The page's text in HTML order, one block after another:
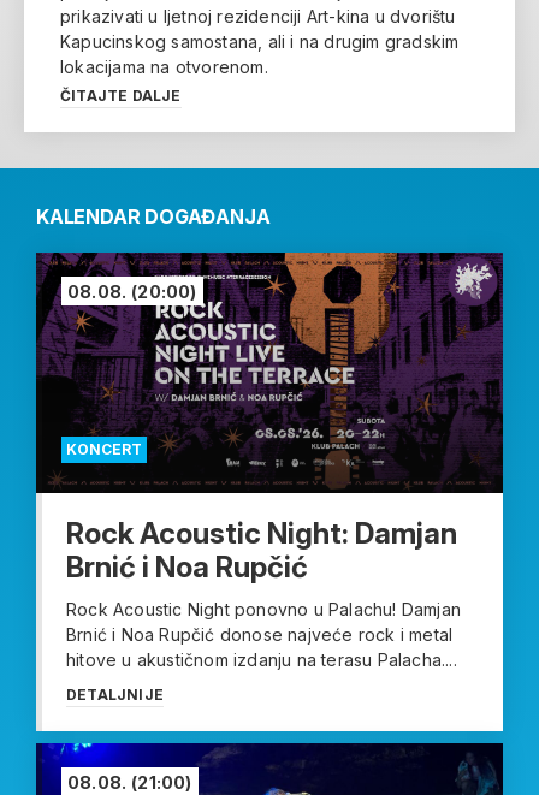
prikazivati u ljetnoj rezidenciji Art-kina u dvorištu
Kapucinskog samostana, ali i na drugim gradskim
lokacijama na otvorenom.
ČITAJTE DALJE
KALENDAR DOGAĐANJA
KONCERT
08.08. (20:00)
Rock Acoustic Night: Damjan
Brnić i Noa Rupčić
Rock Acoustic Night ponovno u Palachu! Damjan
Brnić i Noa Rupčić donose najveće rock i metal
hitove u akustičnom izdanju na terasu Palacha....
DETALJNIJE
08.08. (21:00)